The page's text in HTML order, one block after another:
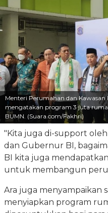
Menteri Perumahan dan
mengatakan program 3 juta
BUMN. (Suara.com/Fakhri)
"Kita juga di-support
dan Gubernur BI,
BI kita juga
untuk membangun
Ara juga menyampaikan
menyiapkan program